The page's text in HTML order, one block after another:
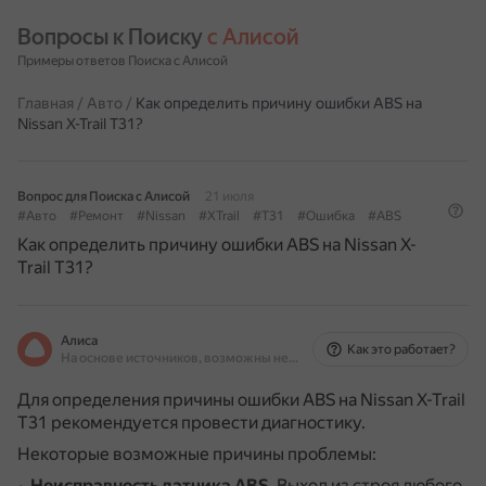
Вопросы к Поиску с Алисой
Примеры ответов Поиска с Алисой
Главная / Авто / Как определить причину ошибки ABS на
Nissan X-Trail T31?
Вопрос для Поиска с Алисой
21 июля
#Авто
#Ремонт #Nissan #XTrail #T31 #Ошибка #ABS
Как определить причину ошибки ABS на Nissan X-
Trail T31?
Алиса
На основе источников, возможны неточности
Как это работает?
Для определения причины ошибки ABS на Nissan X-Trail
T31 рекомендуется провести диагностику.
Некоторые возможные причины проблемы: